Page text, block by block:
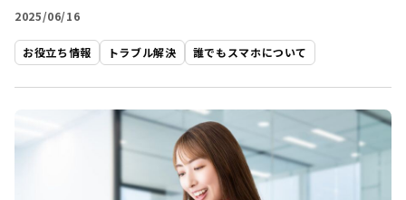
2025/06/16
お役立ち情報 トラブル解決 誰でもスマホについて